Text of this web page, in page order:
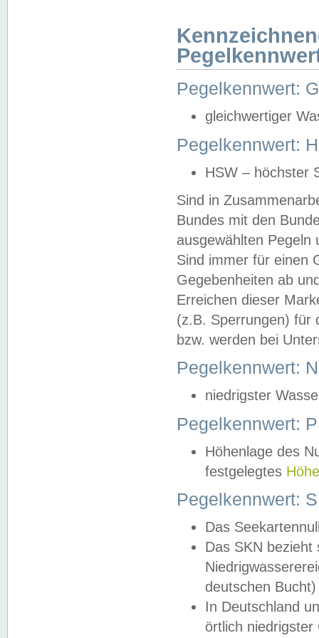
Pegelkennwert:
gleichwertiger
Pegelkennwert:
HSW – höchster
Sind in
Bundes mit den
ausgewählten
Sind immer für einen
Gegebenheiten ab
Erreichen dieser
(z.B. Sperrungen) für
bzw. werden bei
Pegelkennwert:
niedrigster
Pegelkennwert:
Höhenlage des
festgelegtes
Pegelkennwert:
Das
Das SKN
deutschen
In Deutschland
örtlich